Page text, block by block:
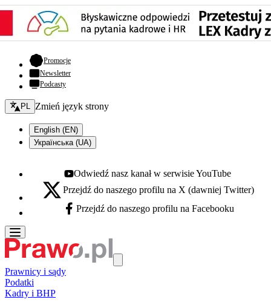
Promocje- otwiera się w nowej karcie
Newsletter
Podcasty
Zmień język - bieżący:
PL Zmień język strony
English (EN)
Українська (UA)
Youtube - otwiera się w nowej karcie
Odwiedź nasz kanał w serwisie YouTube
X - otwiera się w nowej karcie
Przejdź do naszego profilu na X (dawniej Twitter)
Facebook - otwiera się w nowej karcie
Przejdź do naszego profilu na Facebooku
Prawnicy i sądy
Podatki
Kadry i BHP